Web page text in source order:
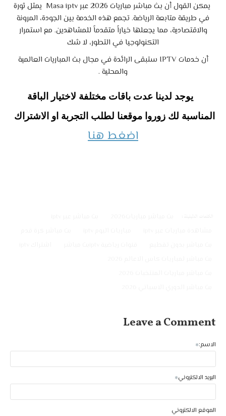
يمكن القول أن بث مباشر مباريات 2026 عبر Masa iptv يمثل ثورة
في طريقة متابعة الرياضة. تجمع هذه الخدمة بين الجودة، المرونة
والاقتصادية، مما يجعلها خياراً متقدماً للمشاهدين. مع استمرار
التكنولوجيا في التطور، لا شك
أن خدمات IPTV ستبقى الرائدة في مجال بث المباريات العالمية
والمحلية .
يوجد لدينا عدت باقات مختلفة لاختيار الباقة
المناسبة لك زوروا موقعنا لطلب التجربة او الاشتراك
اضغط هنا
Leave a Comment
الاسم:
البريد الالكتروني
الموقع الالكتروني